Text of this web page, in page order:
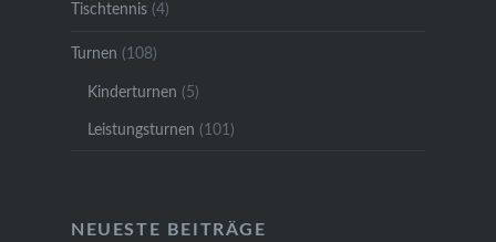
Tischtennis(4)
Turnen (108)
Kinderturnen (5)
Leistungsturnen (101)
NEUESTE BEITRÄGE